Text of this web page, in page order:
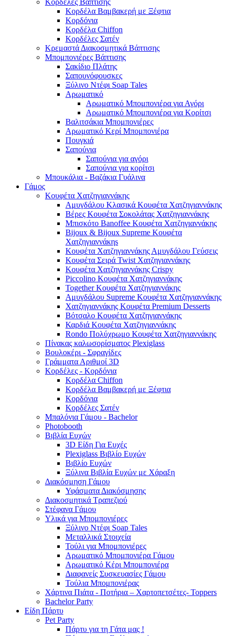
Κορδέλα Βαμβακερή με Ξέφτια
Κορδόνια
Κορδέλα Chiffon
Κορδέλες Σατέν
Κρεμαστά Διακοσμητικά Βάπτισης
Μπομπονιέρες Βάπτισης
Σακίδιο Πλάτης
Σαπουνόφουσκες
Ξύλινο Ντέφι Soap Tales
Αρωματικό
Αρωματικό Μπομπονιέρα για Αγόρι
Αρωματικό Μπομπονιέρα για Κορίτσι
Βαλιτσάκια Μπομπονιέρες
Αρωματικό Κερί Μπομπονιέρα
Πουγκιά
Σαπούνια
Σαπούνια για αγόρι
Σαπούνια για κορίτσι
Μπουκάλια - Βαζάκια Γυάλινα
Γάμος
Κουφέτα Χατζηγιαννάκης
Αμυγδάλου Κλασικά Κουφέτα Χατζηγιαννάκης
Βέρες Κουφέτα Σοκολάτας Χατζηγιαννάκης
Μπισκότο Banoffee Κουφέτα Χατζηγιαννάκης
Bijoux & Bijoux Supreme Κουφέτα
Χατζηγιαννάκηs
Κουφέτα Χατζηγιαννάκης Αμυγδάλου Γεύσεις
Κουφέτα Σειρά Twist Χατζηγιαννάκης
Κουφέτα Χατζηγιαννάκης Crispy
Piccolino Κουφέτα Χατζηγιαννάκης
Together Κουφέτα Χατζηγιαννάκης
Αμυγδάλου Supreme Κουφέτα Χατζηγιαννάκης
Χατζηγιαννάκης Κουφέτα Premium Desserts
Βότσαλο Κουφέτα Χατζηγιαννάκης
Καρδιά Κουφέτα Χατζηγιαννάκης
Rondo Πολύχρωμο Κουφέτα Χατζηγιαννάκης
Πίνακας καλωσορίσματος Plexiglass
Βουλοκέρι - Σφραγίδες
Γράμματα Αριθμοί 3D
Κορδέλες - Κορδόνια
Κορδέλα Chiffon
Κορδέλα Βαμβακερή με Ξέφτια
Κορδόνια
Κορδέλες Σατέν
Μπαλόνια Γάμου - Bachelor
Photobooth
Βιβλία Ευχών
3D Είδη Για Ευχές
Plexiglass Βιβλίο Ευχών
Βιβλίο Ευχών
Ξύλινα Βιβλία Ευχών με Χάραξη
Διακόσμηση Γάμου
Υφάσματα Διακόσμησης
Διακοσμητικά Τραπεζιού
Στέφανα Γάμου
Υλικά για Μπομπονιέρες
Ξύλινο Ντέφι Soap Tales
Μεταλλικά Στοιχεία
Τούλι για Μπομπονιέρες
Αρωματικό Μπομπονιέρα Γάμου
Αρωματικό Κέρι Μπομπονιέρα
Διαφανείς Συσκευασίες Γάμου
Τούλια Μπομπονιέρας
Χάρτινα Πιάτα - Ποτήρια – Χαρτοπετσέτες- Toppers
Bachelor Party
Είδη Πάρτυ
Pet Party
Πάρτυ για τη Γάτα μας !